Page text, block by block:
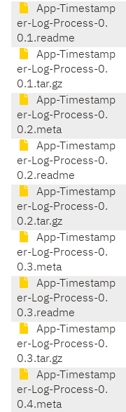
App-Timestamp
er-Log-Process-0.
0.1.readme
App-Timestamp
er-Log-Process-0.
0.1.tar.gz
App-Timestamp
er-Log-Process-0.
0.2.meta
App-Timestamp
er-Log-Process-0.
0.2.readme
App-Timestamp
er-Log-Process-0.
0.2.tar.gz
App-Timestamp
er-Log-Process-0.
0.3.meta
App-Timestamp
er-Log-Process-0.
0.3.readme
App-Timestamp
er-Log-Process-0.
0.3.tar.gz
App-Timestamp
er-Log-Process-0.
0.4.meta